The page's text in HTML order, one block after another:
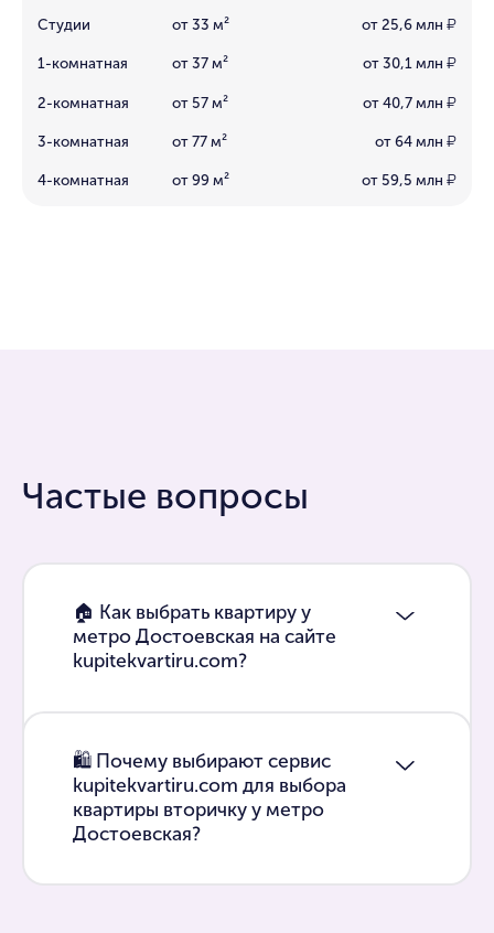
Студии от 33 м² от 25,6 млн ₽
1-комнатная от 37 м² от 30,1 млн ₽
2-комнатная от 57 м² от 40,7 млн ₽
3-комнатная от 77 м² от 64 млн ₽
4-комнатная от 99 м² от 59,5 млн ₽
Частые вопросы
🏠 Как выбрать квартиру у
метро Достоевская на сайте
kupitekvartiru.com?
🛍 Почему выбирают сервис
kupitekvartiru.com для выбора
квартиры вторичку у метро
Достоевская?